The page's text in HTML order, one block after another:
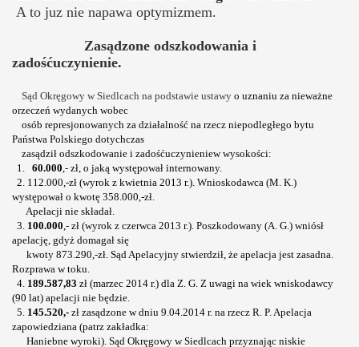
A to juz nie napawa optymizmem.
Zasądzone odszkodowania i
zadośćuczynienie.
Sąd Okręgowy w Siedlcach na podstawie ustawy o uznaniu za nieważne
orzeczeń wydanych wobec
osób represjonowanych za działalność na rzecz niepodległego bytu
Państwa Polskiego dotychczas
zasądził odszkodowanie i zadośćuczynieniew wysokości:
1. 60.000,- zł, o jaką występował internowany.
2. 112.000,-zł (wyrok z kwietnia 2013 r.). Wnioskodawca (M. K.)
występował o kwotę 358.000,-zł.
Apelacji nie składał.
3. 100.000,- zł (wyrok z czerwca 2013 r.). Poszkodowany (A. G.) wniósł
apelację, gdyż domagał się
kwoty 873.290,-zł. Sąd Apelacyjny stwierdził, że apelacja jest zasadna.
Rozprawa w toku.
4. 189.587,83 zł (marzec 2014 r.) dla Z. G. Z uwagi na wiek wniskodawcy
(90 lat) apelacji nie będzie.
5. 145.520,- zł zasądzone w dniu 9.04.2014 r. na rzecz R. P. Apelacja
zapowiedziana (patrz zakładka:
Haniebne wyroki). Sąd Okręgowy w Siedlcach przyznając niskie